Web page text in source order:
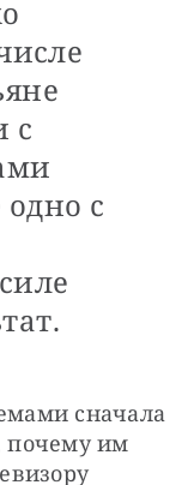
с
с
сначала
почему им